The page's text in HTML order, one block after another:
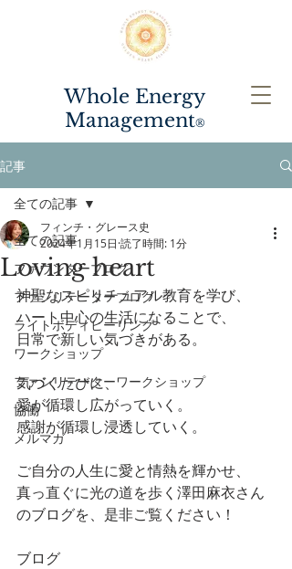
Whole Energy
Management®️
記事
全ての記事
ファウンダーブログ
ファシリテーターブログ
ライトボディヒーリング
ワークショップ
ファシリテーターワークショップ
協働
メルマガ
全ての記事
Loving heart
フィンチ・グレース史
2024年1月15日 読了時間: 1分
神聖なスピリチュアル教育を学び、
ハート中心の生活になることで、
日常で新しい気づきがある。
気づくたびに、
愛が循環し広がっていく。
感謝が循環し浸透していく。
ご自分の人生に愛と情熱を輝かせ、
真っ直ぐに光の道を歩く澤田麻衣さん
のブログを、是非ご覧ください！
ブログ